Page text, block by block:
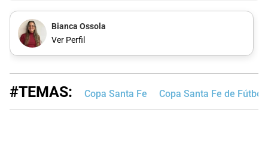
Bianca Ossola
Ver Perfil
#TEMAS: Copa Santa Fe Copa Santa Fe de Fútbol